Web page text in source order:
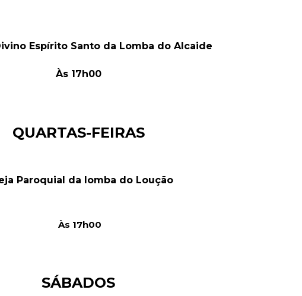
Espírito Santo da Lomba do Alcaide
Às 17h00
QUARTAS-FEIRAS
Paroquial da lomba do Loução
Às 17h00
SÁBADOS